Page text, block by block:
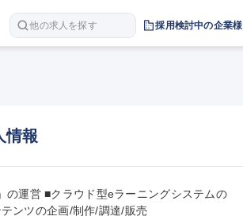
他の求人を探す 採用検討中の企業様
情報
の運営 ■クラウド型eラーニングシステムの
ンツの企画/制作/調達/販売